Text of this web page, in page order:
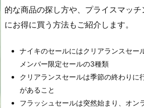
的な商品の探し方や、プライスマッ
にお得に買う方法もご紹介します。
ナイキのセールにはクリアランスセー
メンバー限定セールの3種類
クリアランスセールは季節の終わりに
があること
フラッシュセールは突然始まり、オン